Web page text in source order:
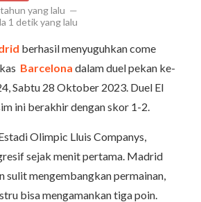
yang lalu —
1 detik yang lalu
berhasil menyuguhkan come
Barcelona dalam duel pekan ke-
Sabtu 28 Oktober 2023. Duel El
ini berakhir dengan skor 1-2.
Olimpic Lluis Companys,
sejak menit pertama. Madrid
sulit mengembangkan permainan,
bisa mengamankan tiga poin.